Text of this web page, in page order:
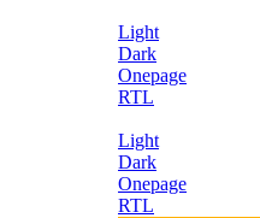
Light
Dark
Onepage
RTL
Light
Dark
Onepage
RTL